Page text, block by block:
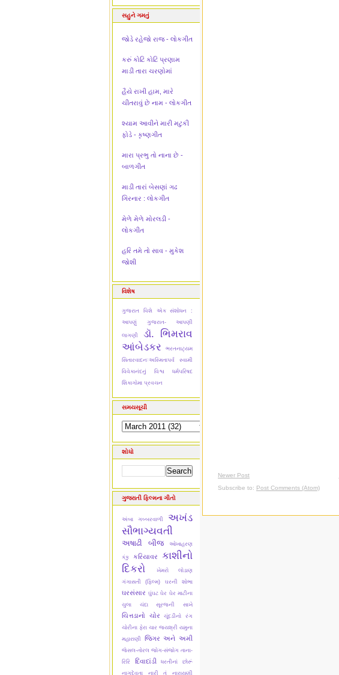
સહુને ગમતું
જોડે રહેજો રાજ - લોકગીત
કરું કોટિ કોટિ પ્રણામ
માડી તારા ચરણોમાં
હૈયે રાખી હામ, મારે
ચીતરાવું છે નામ - લોકગીત
શ્યામ આવીને મારી મટુકી
ફોડે - કૃષ્ણગીત
મારા પ્રભુ તો નાના છે -
બાળગીત
માડી તારાં બેસણાં ગઢ
ગિરનાર : લોકગીત
મેળે મેળે મોરલડી -
લોકગીત
હરિ તમે તો સાવ - મુકેશ
જોશી
વિશેષ
ગુજરાત વિશે એક સંશોધન :
આપણું ગુજરાત- આપણી
લાગણી
ડૉ. ભિમરાવ
આંબેડકર
ભરતનાટ્યમ
સિતારવાદનઃઅસ્મિતાપર્વ
સ્વામી
વિવેકાનંદનું વિશ્વ ધર્મપરિષદ
શિકાગોમા પ્રવચન
સમયસૂચી
શોધો
ગુજરાતી ફિલ્મના ગીતો
અંબા ગબ્બરવાળી
અખંડ
સૌભાગ્યવતી
અષાઢી બીજ ઓખાહરણ
કંકુ કરિયાવર
કાશીનો
દિકરો
ખેમરો લોડાણ
ગંગાસતી (ફિલ્મ)
ઘરની શોભા
ઘરસંસાર ઘુંઘટ ઘેર ઘેર માટીના
ચુલા
ચંદા સૂરજની સાખે
ચિત્તડાનો ચોર
ચૂંદડીનો રંગ
ચોરીના ફેરા ચાર જયશ્રી યમુના
મહારાણી
જિગર અને અમી
જેસલ-તોરલ જોગ-સંજોગ તાના-
રિરિ
દિવાદાંડી
ધરતીનાં છોરૂં
નાગદેવતા
નારી તું નારાયણી
Newer Post
Subscribe to: Post Comments (Atom)